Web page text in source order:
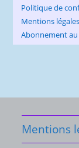
Politique de
Mentions
Abonnement
Mentions